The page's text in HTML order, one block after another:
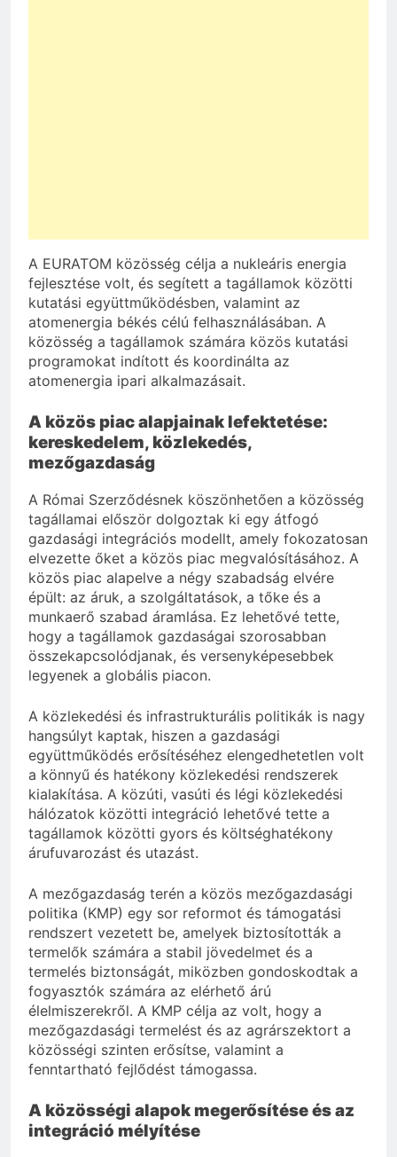
A EURATOM közösség célja a nukleáris energia
fejlesztése volt, és segített a tagállamok közötti
kutatási együttműködésben, valamint az
atomenergia békés célú felhasználásában. A
közösség a tagállamok számára közös kutatási
programokat indított és koordinálta az
atomenergia ipari alkalmazásait.
A közös piac alapjainak lefektetése:
kereskedelem, közlekedés,
mezőgazdaság
A Római Szerződésnek köszönhetően a közösség
tagállamai először dolgoztak ki egy átfogó
gazdasági integrációs modellt, amely fokozatosan
elvezette őket a közös piac megvalósításához. A
közös piac alapelve a négy szabadság elvére
épült: az áruk, a szolgáltatások, a tőke és a
munkaerő szabad áramlása. Ez lehetővé tette,
hogy a tagállamok gazdaságai szorosabban
összekapcsolódjanak, és versenyképesebbek
legyenek a globális piacon.
A közlekedési és infrastrukturális politikák is nagy
hangsúlyt kaptak, hiszen a gazdasági
együttműködés erősítéséhez elengedhetetlen volt
a könnyű és hatékony közlekedési rendszerek
kialakítása. A közúti, vasúti és légi közlekedési
hálózatok közötti integráció lehetővé tette a
tagállamok közötti gyors és költséghatékony
árufuvarozást és utazást.
A mezőgazdaság terén a közös mezőgazdasági
politika (KMP) egy sor reformot és támogatási
rendszert vezetett be, amelyek biztosították a
termelők számára a stabil jövedelmet és a
termelés biztonságát, miközben gondoskodtak a
fogyasztók számára az elérhető árú
élelmiszerekről. A KMP célja az volt, hogy a
mezőgazdasági termelést és az agrárszektort a
közösségi szinten erősítse, valamint a
fenntartható fejlődést támogassa.
A közösségi alapok megerősítése és az
integráció mélyítése